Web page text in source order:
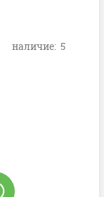
наличие: 5